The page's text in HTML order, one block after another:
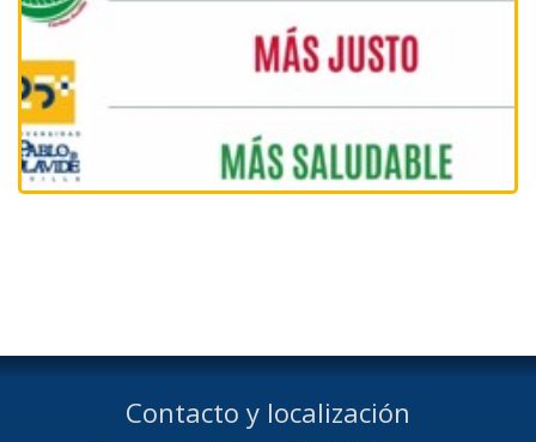
UPO: Hacia un consumo + justo & +
saludable
Contacto y localización